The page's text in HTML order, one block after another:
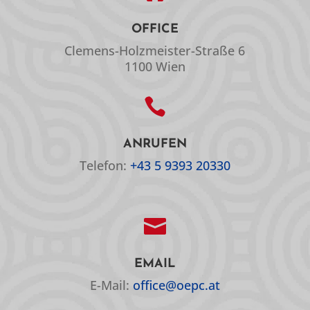
OFFICE
Clemens-Holzmeister-Straße 6
1100 Wien

ANRUFEN
Telefon: +43 5 9393 20330

EMAIL
E-Mail: office@oepc.at